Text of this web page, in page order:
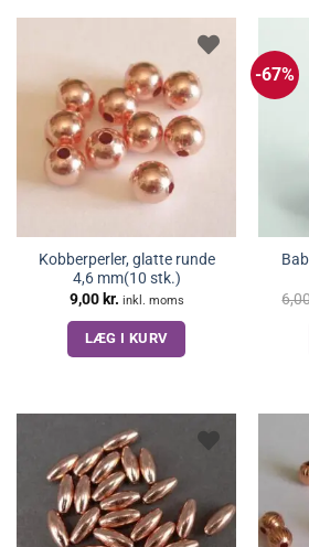
Kobberperler, glatte runde
4,6 mm(10 stk.)
9,00kr. inkl. moms
LÆG I KURV
-67%